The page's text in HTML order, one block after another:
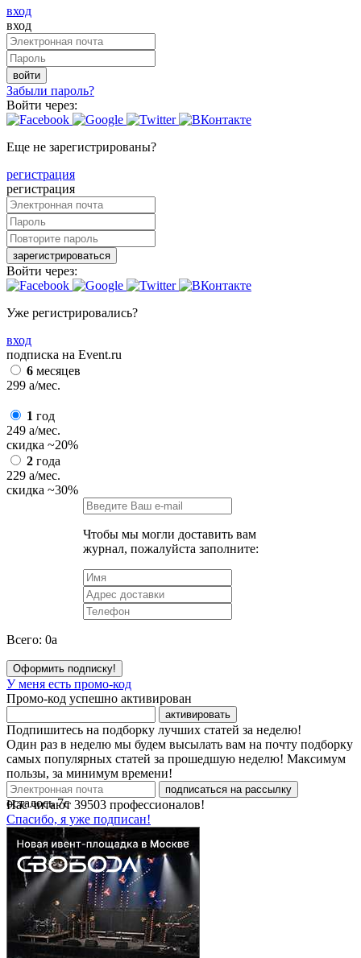
вход
вход
войти
Забыли пароль?
Войти через:
Еще не зарегистрированы?
регистрация
регистрация
зарегистрироваться
Войти через:
Уже регистрировались?
вход
подписка на Event.ru
6 месяцев
299 a/мес.
1 год
249 a/мес.
скидка ~20%
2 года
229 a/мес.
скидка ~30%
Чтобы мы могли доставить вам
журнал, пожалуйста заполните:
Всего: 0a
Оформить подписку!
У меня есть промо-код
Промо-код успешно активирован
активировать
Подпишитесь на подборку лучших статей за неделю!
Один раз в неделю мы будем высылать вам на почту подборку
самых популярных статей за прошедшую неделю! Максимум
пользы, за минимум времени!
подписаться на рассылку
Нас читают 39503 профессионалов!
Спасибо, я уже подписан!
осталось7с